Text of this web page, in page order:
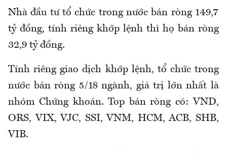
Nhà đầu tư tổ chức trong nước bán ròng 149,7
tỷ đồng, tính riêng khớp lệnh thì họ bán ròng
32,9 tỷ đồng.
Tính riêng giao dịch khớp lệnh, tổ chức trong
nước bán ròng 5/18 ngành, giá trị lớn nhất là
nhóm Chứng khoán. Top bán ròng có: VND,
ORS, VIX, VJC, SSI, VNM, HCM, ACB, SHB,
VIB.